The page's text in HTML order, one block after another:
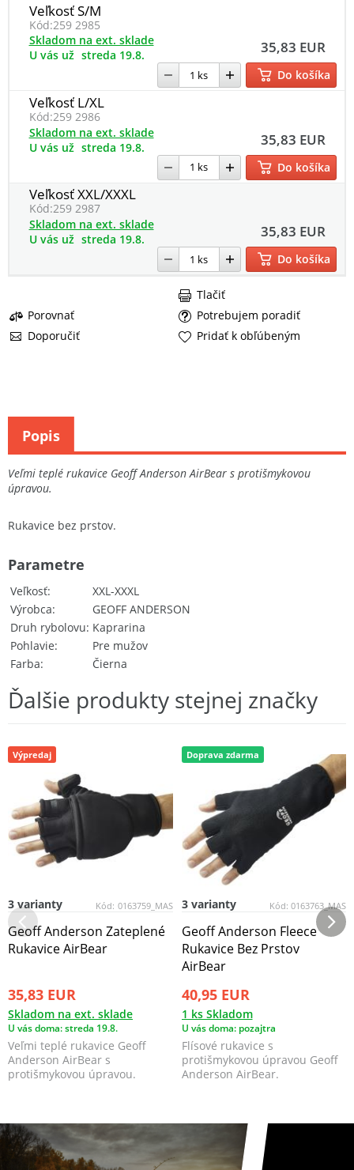
Veľkosť S/M
Kód:259 2985
35,83 EUR
Skladom na ext. sklade
U vás už streda 19.8.
Do košíka
Veľkosť L/XL
Kód:259 2986
35,83 EUR
Skladom na ext. sklade
U vás už streda 19.8.
Do košíka
Veľkosť XXL/XXXL
Kód:259 2987
35,83 EUR
Skladom na ext. sklade
U vás už streda 19.8.
Do košíka
Porovnať
Potrebujem poradiť
Doporučiť
Tlačiť
Pridať k obľúbeným
Veľmi teplé rukavice Geoff Anderson AirBear s protišmykovou
úpravou.
Rukavice bez prstov.
Veľkosť
XXL-XXXL
Výrobca
GEOFF ANDERSON
Druh rybolovu Kaprarina
Pohlavie
Pre mužov
Farba
Čierna
Parametre
Popis
Ďalšie produkty stejnej značky
Výpredaj
Kód: 0163759_MAS
3 varianty
Geoff Anderson Zateplené
Rukavice AirBear
35,83 EUR
Skladom na ext. sklade
U vás doma: streda 19.8.
Veľmi teplé rukavice Geoff
Anderson AirBear s
protišmykovou úpravou.
Doprava zdarma
Kód: 0163763_MAS
3 varianty
Geoff Anderson Fleece
Rukavice Bez Prstov
AirBear
40,95 EUR
1 ks Skladom
U vás doma: pozajtra
Flísové rukavice s
protišmykovou úpravou Geoff
Anderson AirBear.